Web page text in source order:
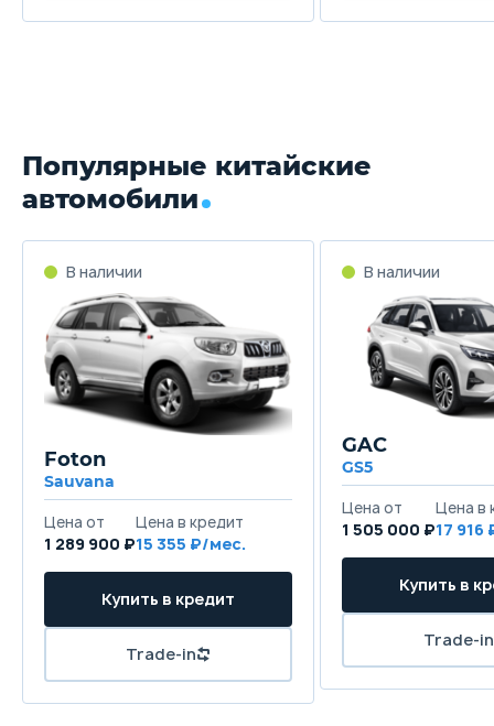
Популярные китайские
автомобили
Foton
Sauvana
1 289 900 ₽15 355
GAC
GS5
1 505 000 ₽17 916